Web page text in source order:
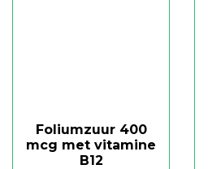
Foliumzuur 400
mcg met vitamine
B12